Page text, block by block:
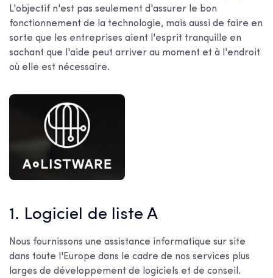
L'objectif n'est pas seulement d'assurer le bon
fonctionnement de la technologie, mais aussi de faire en
sorte que les entreprises aient l'esprit tranquille en
sachant que l'aide peut arriver au moment et à l'endroit
où elle est nécessaire.
1. Logiciel de liste A
Nous fournissons une assistance informatique sur site
dans toute l'Europe dans le cadre de nos services plus
larges de développement de logiciels et de conseil.